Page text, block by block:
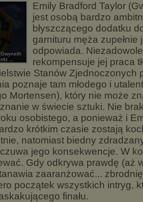
...
Emily Bradford Taylor
jest osobą bardzo
błyszczącego dodatku
garnituru męża zupełnie
odpowiada.
rekompensuje jej praca
Stanów Zjednoczonych
poznaje tam młodego i
Mortensen), który nie może
w świecie sztuki. Nie
osobistego, a ponieważ i
krótkim czasie zostają
natomiast biedny
jego konsekwencje. W
Gdy odkrywa prawdę (aż
zaaranżować...
początek wszystkich intryg,
finału.